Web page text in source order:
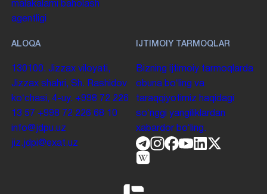
malakalarni baholash
agentligi
ALOQA
130100. Jizzax viloyati,
Jizzax shahri, Sh. Rashidov
koʻchasi, 4-uy. +998 72 226
13 57 +998 72 226 68 10
info@jdpu.uz
jiz.jdpi@exat.uz
IJTIMOIY TARMOQLAR
Bizning ijtimoiy tarmoqlarda
obuna boʻling va
taraqqiyotimiz haqidagi
soʻnggi yangiliklardan
xabardor boʻling.